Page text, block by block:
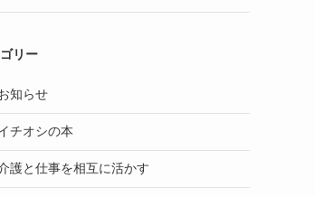
リー
知らせ
チオシの本
護と仕事を相互に活かす